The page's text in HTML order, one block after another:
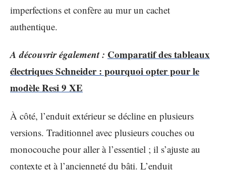
imperfections et confère au mur un cachet
authentique.
A découvrir également : Comparatif des tableaux
électriques Schneider : pourquoi opter pour le
modèle Resi 9 XE
À côté, l’enduit extérieur se décline en plusieurs
versions. Traditionnel avec plusieurs couches ou
monocouche pour aller à l’essentiel ; il s’ajuste au
contexte et à l’ancienneté du bâti. L’enduit